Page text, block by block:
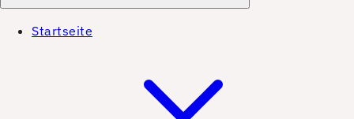
Startseite